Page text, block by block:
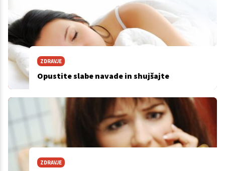
ZDRAVJE
Opustite slabe navade in shujšajte
ZDRAVJE